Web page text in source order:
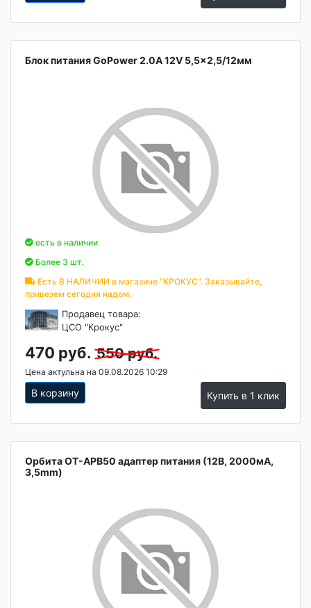
Блок питания GoPower 2.0A 12V 5,5x2,5/12мм
есть в наличии
Более 3 шт.
Есть В НАЛИЧИИ в магазине "КРОКУС". Заказывайте,
привезем сегодня надом.
Продавец товара:
ЦСО "Крокус"
470 руб. 550 руб.
Цена актульна на 09.08.2026 10:29
В корзину Купить в 1 клик
Орбита OT-APB50 адаптер питания (12В, 2000мА,
3,5mm)